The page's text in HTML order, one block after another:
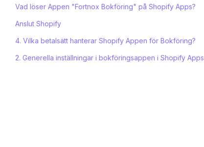
Vad löser Appen "Fortnox Bokföring" på Shopify Apps?
Anslut Shopify
4. Vilka betalsätt hanterar Shopify Appen för Bokföring?
2. Generella inställningar i bokföringsappen i Shopify Apps